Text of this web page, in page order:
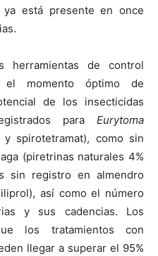
ya está presente en once
herramientas de control
el momento óptimo de
de los insecticidas
para Eurytoma
y spirotetramat), como sin
(piretrinas naturales 4%
sin registro en almendro
así como el número
y sus cadencias. Los
los tratamientos con
llegar a superar el 95%